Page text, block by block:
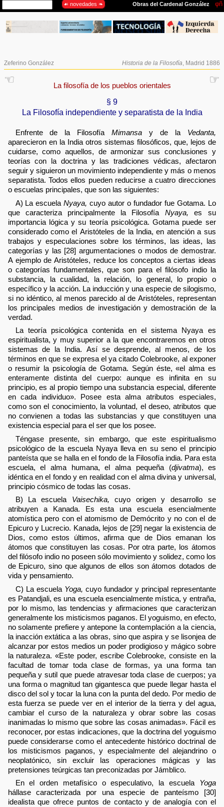
Zeferino González Historia de la Filosofía , Madrid 1886
☜ ☞
La filosofía de los pueblos orientales
§ 9
La Filosofía independiente y separatista de la India
Enfrente de la Filosofía Mimansay de la Vedanta,
aparecieron en la India otros sistemas filosóficos, que, lejos de
cuidarse, como aquellos, de armonizar sus conclusiones y
teorías con la doctrina y las tradiciones védicas, afectaron
seguir y siguieron un movimiento independiente y más o menos
separatista. Todos ellos pueden reducirse a cuatro direcciones
o escuelas principales, que son las siguientes:
A) La escuela Nyaya, cuyo autor o fundador fue Gotama. Lo
que caracteriza principalmente la Filosofía Nyaya, es su
importancia lógica y su teoría psicológica. Gotama puede ser
considerado como el Aristóteles de la India, en atención a sus
trabajos y especulaciones sobre los términos, las ideas, las
categorías y las [28] argumentaciones o modos de demostrar.
A ejemplo de Aristóteles, reduce los conceptos a ciertas ideas
o categorías fundamentales, que son para el filósofo indio la
substancia, la cualidad, la relación, lo general, lo propio o
específico y la acción. La inducción y una especie de silogismo,
si no idéntico, al menos parecido al de Aristóteles, representan
los principales medios de investigación y demostración de la
verdad.
La teoría psicológica contenida en el sistema Nyaya es
espiritualista, y muy superior a la que encontraremos en otros
sistemas de la India. Así se desprende, al menos, de los
términos en que se expresa el ya citado Colebrooke, al exponer
o resumir la psicología de Gotama. Según éste, «el alma es
enteramente distinta del cuerpo: aunque es infinita en su
principio, es al propio tiempo una substancia especial, diferente
en cada individuo». Posee esta alma atributos especiales,
como son el conocimiento, la voluntad, el deseo, atributos que
no convienen a todas las substancias y que constituyen una
existencia especial para el ser que los posee.
Téngase presente, sin embargo, que este espiritualismo
psicológico de la escuela Nyaya lleva en su seno el principio
panteísta que se halla en el fondo de la Filosofía india. Para esta
escuela, el alma humana, el alma pequeña (djivatma), es
idéntica en el fondo y en realidad con el alma divina y universal,
principio cósmico de todas las cosas.
B) La escuela Vaisechika, cuyo origen y desarrollo se
atribuyen a Kanada. Es esta una escuela esencialmente
atomística pero con el atomismo de Demócrito y no con el de
Epicuro y Lucrecio. Kanada, lejos de [29] negar la existencia de
Dios, como estos últimos, afirma que de Dios emanan los
átomos que constituyen las cosas. Por otra parte, los átomos
del filósofo indio no poseen sólo movimiento y solidez, como los
de Epicuro, sino que algunos de ellos son átomos dotados de
vida y pensamiento.
C) La escuela Yoga, cuyo fundador y principal representante
es Patandjali, es una escuela esencialmente mística, y entraña,
por lo mismo, las tendencias y afirmaciones que caracterizan
generalmente los misticismos paganos. El yoguismo, en efecto,
no solamente prefiere y antepone la contemplación a la ciencia,
la inacción extática a las obras, sino que aspira y se lisonjea de
alcanzar por estos medios un poder prodigioso y mágico sobre
la naturaleza. «Este poder, escribe Colebrooke, consiste en la
facultad de tomar toda clase de formas, ya una forma tan
pequeña y sutil que puede atravesar toda clase de cuerpos; ya
una forma o magnitud tan gigantesca que puede llegar hasta el
disco del sol y tocar la luna con la punta del dedo. Por medio de
esta fuerza se puede ver en el interior de la tierra y del agua,
cambiar el curso de la naturaleza y obrar sobre las cosas
inanimadas lo mismo que sobre las cosas animadas». Fácil es
reconocer, por estas indicaciones, que la doctrina del yoguismo
puede considerarse como el antecedente histórico doctrinal de
los misticismos paganos, y especialmente del alejandrino o
neoplatónico, sin excluir las operaciones mágicas y las
pretensiones teúrgicas tan preconizadas por Jámblico.
En el orden metafísico o especulativo, la escuela Yoga
hállase caracterizada por una especie de panteísmo [30]
idealista que ofrece puntos de contacto y de analogía con el